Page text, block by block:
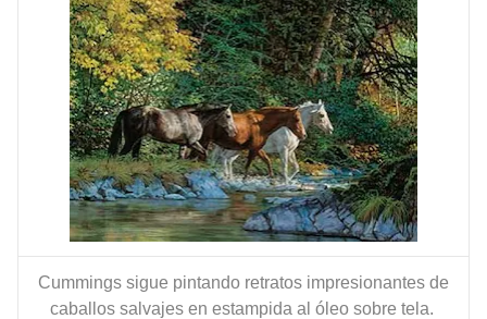
Cummings sigue pintando retratos impresionantes de
caballos salvajes en estampida al óleo sobre tela.